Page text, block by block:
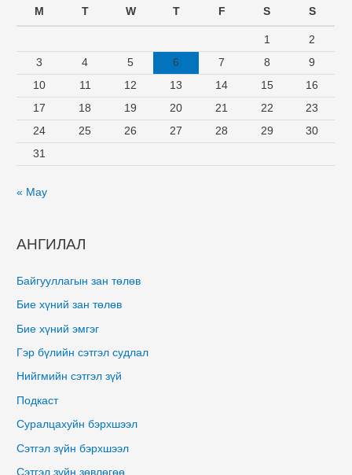
M T W T F S S
1
2
3
4 5 6 7 8
9
10
11 12 13 14 15
16
17
18 19 20 21 22
23
24
25 26 27 28 29
30
31
« May
АНГИЛАЛ
Байгууллагын зан төлөв
Бие хүний зан төлөв
Бие хүний эмгэг
Гэр бүлийн сэтгэл судлал
Нийгмийн сэтгэл зүй
Подкаст
Суралцахуйн бэрхшээл
Сэтгэл зүйн бэрхшээл
Сэтгэл зүйн зөвлөгөө